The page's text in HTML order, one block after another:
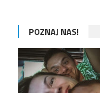
POZNAJ NAS!